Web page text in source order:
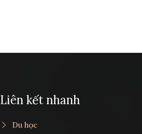
Liên kết nhanh
Du học